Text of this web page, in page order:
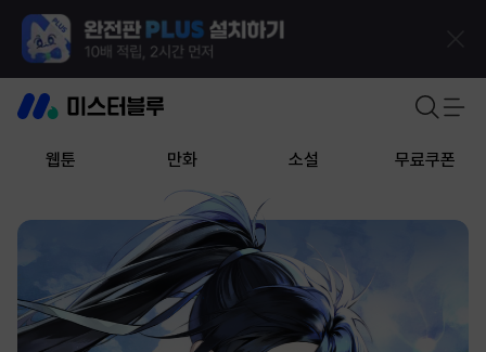
웹툰 만화 소설 무료쿠폰